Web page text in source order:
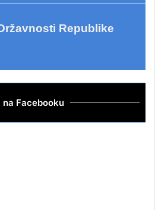
Republike
na Facebooku